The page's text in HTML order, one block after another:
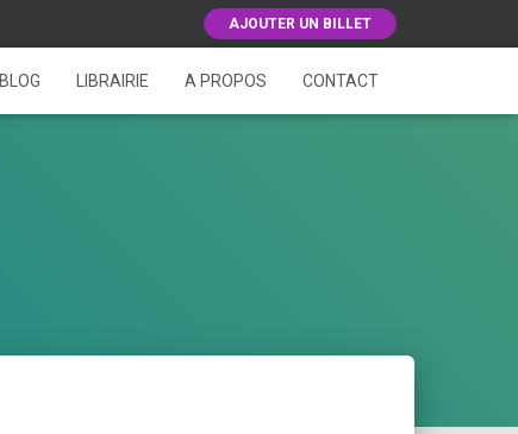
AJOUTER UN BILLET
BLOG LIBRAIRIE A PROPOS CONTACT